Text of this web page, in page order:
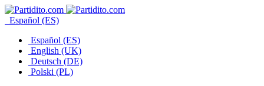
Español (ES)
Español (ES)
English (UK)
Deutsch (DE)
Polski (PL)